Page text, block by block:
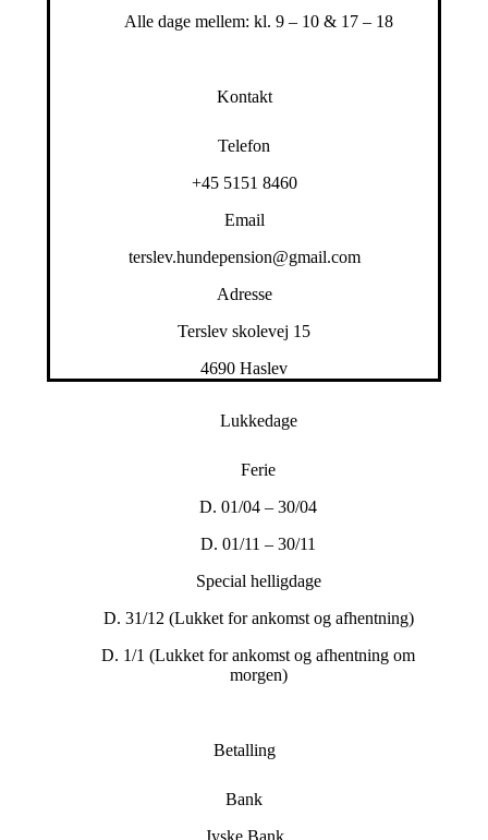
Alle dage mellem: kl. 9 – 10 & 17 – 18
Kontakt
Telefon
+45 5151 8460
Email
terslev.hundepension@gmail.com
Adresse
Terslev skolevej 15
4690 Haslev
Lukkedage
Ferie
D. 01/04 – 30/04
D. 01/11 – 30/11
Special helligdage
D. 31/12 (Lukket for ankomst og afhentning)
D. 1/1 (Lukket for ankomst og afhentning om
morgen)
Betalling
Bank
Jyske Bank